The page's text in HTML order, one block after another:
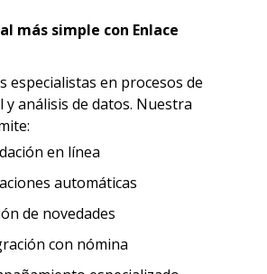
más simple con Enlace
especialistas en procesos de
y análisis de datos. Nuestra
en línea
automáticas
de novedades
con nómina